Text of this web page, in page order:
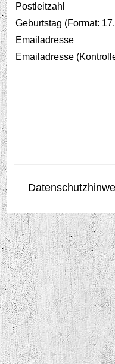
Postleitzahl
Geburtstag (Format:
Emailadresse
Emailadresse